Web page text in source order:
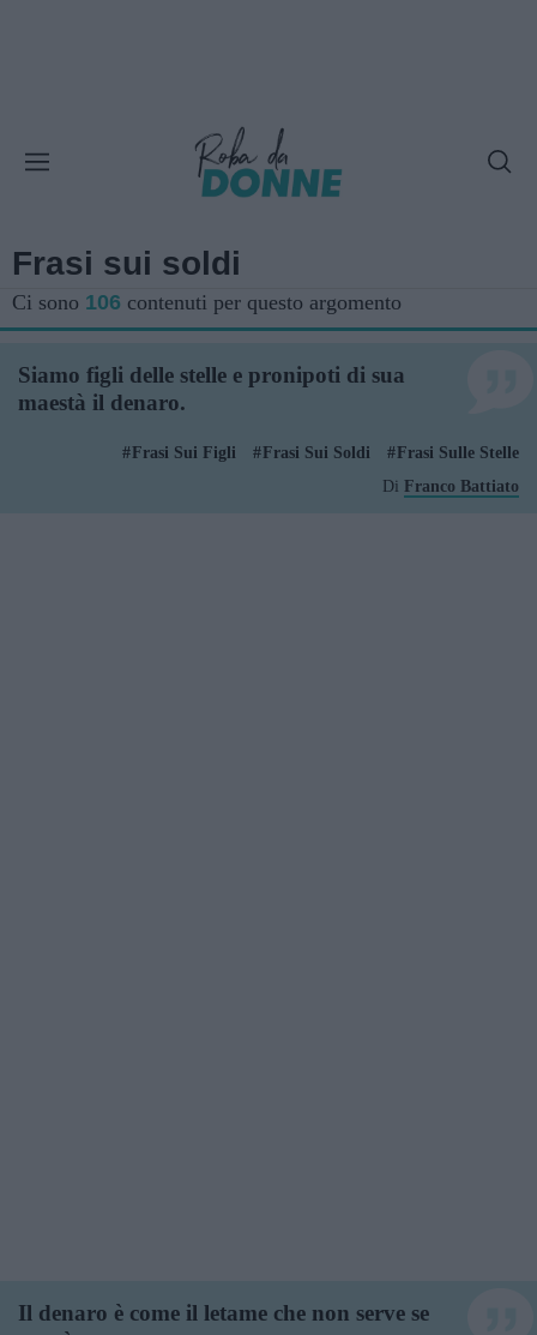
Frasi sui soldi
Ci sono 106 contenuti per questo argomento
Siamo figli delle stelle e pronipoti di sua
maestà il denaro.
Frasi Sui Figli Frasi Sui Soldi
Frasi Sulle Stelle
Di Franco Battiato
Il denaro è come il letame che non serve se